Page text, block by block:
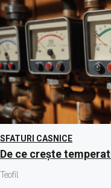
SFATURI CASNICE
De ce crește
Teofil